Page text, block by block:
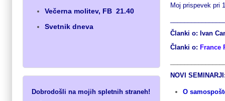
Večerna molitev, FB 21.40
Svetnik dneva
Dobrodošli na mojih spletnih straneh!
Moj prispevek pri
Članki o: Ivan
Članki o: France
NOVI
O